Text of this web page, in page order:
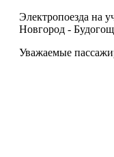
Электропоезда на
Новгород -
Уважаемые